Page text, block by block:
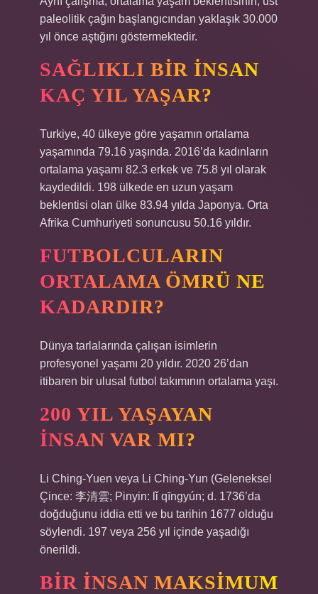
paleolitik çağın başlangıcından yaklaşık 30.000
yıl önce aştığını göstermektedir.
SAĞLIKLI BIR INSAN
KAÇ YIL YAŞAR?
Turkiye, 40 ülkeye göre yaşamın ortalama
yaşamında 79.16 yaşında. 2016’da kadınların
ortalama yaşamı 82.3 erkek ve 75.8 yıl olarak
kaydedildi. 198 ülkede en uzun yaşam
beklentisi olan ülke 83.94 yılda Japonya. Orta
Afrika Cumhuriyeti sonuncusu 50.16 yıldır.
FUTBOLCULARIN
ORTALAMA ÖMRÜ NE
KADARDIR?
Dünya tarlalarında çalışan isimlerin
profesyonel yaşamı 20 yıldır. 2020 26’dan
itibaren bir ulusal futbol takımının ortalama yaşı.
200 YIL YAŞAYAN
INSAN VAR MI?
Li Ching-Yuen veya Li Ching-Yun (Geleneksel
Çince: 李清雲; Pinyin: lǐ qīngyún; d. 1736’da
doğduğunu iddia etti ve bu tarihin 1677 olduğu
söylendi. 197 veya 256 yıl içinde yaşadığı
önerildi.
BIR INSAN MAKSIMUM